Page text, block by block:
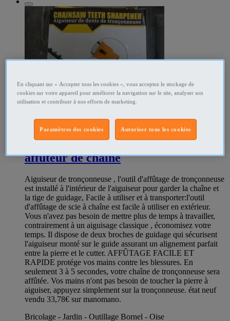
affuteur de chaine
Aiguiseur de tronçonneuse , l'outil d'affûtage de tronçonneuse
est installé à l'intérieur de l'aiguiseur pour garder la chaîne et
la tige de guidage, Facile à utiliser et à transporter:l'outil
d'affûtage de scie à chaîne est facile à utiliser en extérieur.
Vous n'avez pas besoin de mettre plus de temps à travailler,
contrairement à un aiguisage classique , économisez votre
temps. Il dispose de deux broches de guidage qui sécurisent
l'aiguiseur monté sur le guide assurant un alignement parfait
entre la pierre et le cutter. AFFÛTAGE FACILE ET
RAPIDE protége vos mains contre les blessures. En
seulement 3 à 5 secondes, votre chaîne de tronçonneuse sera
affûtée. Vos mains n'ont pas besoin de toucher la pierre à
aiguiser, appuyez simplement sur la tronçonneuse. état neuf
vendu 33,78€ sur manomano.
Bricolage - Jardin - Outillage Bornel - Oise
En cliquant sur « Accepter tous les cookies », vous acceptez le stockage de
cookies sur votre appareil pour améliorer la navigation sur le site, analyser son
utilisation et contribuer à nos efforts de marketing.
Autoriser tous les cookies
Paramètres des cookies